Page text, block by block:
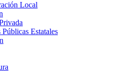
Local
Públicas Estatales